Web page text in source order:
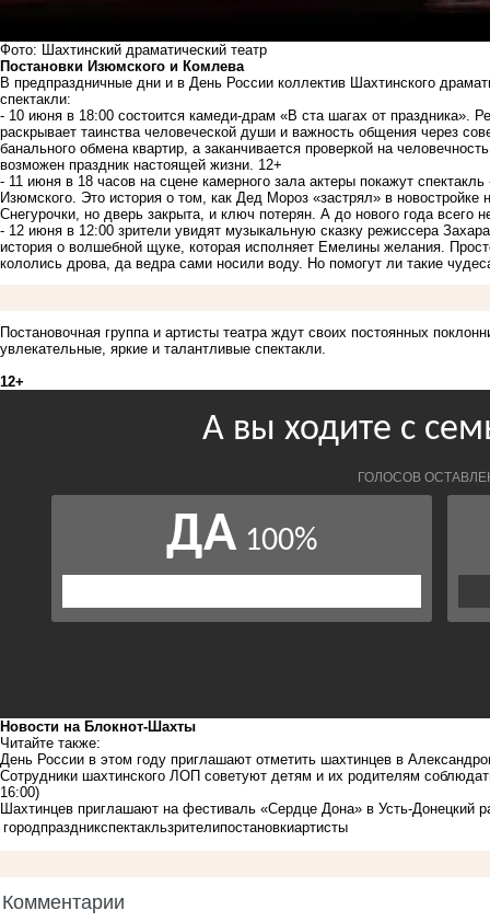
Фото: Шахтинский драматический театр
Постановки Изюмского и Комлева
В предпраздничные дни и в День России коллектив Шахтинского
спектакли:
- 10 июня в 18:00 состоится камеди-драм «В ста шагах от праздника».
раскрывает таинства человеческой души и важность общения через
банального обмена квартир, а заканчивается проверкой на
возможен праздник настоящей жизни. 12+
- 11 июня в 18 часов на сцене камерного зала актеры покажут
Изюмского. Это история о том, как Дед Мороз «застрял» в
Снегурочки, но дверь закрыта, и ключ потерян. А до нового года всего
- 12 июня в 12:00 зрители увидят музыкальную сказку режиссера
история о волшебной щуке, которая исполняет Емелины желания.
кололись дрова, да ведра сами носили воду. Но помогут ли такие
Постановочная группа и артисты театра ждут своих постоянных
увлекательные, яркие и талантливые спектакли.
12+
Новости на Блoкнoт-Шахты
Читайте также:
День России в этом году приглашают отметить шахтинцев в
Сотрудники шахтинского ЛОП советуют детям и их родителям
16:00)
Шахтинцев приглашают на фестиваль «Сердце Дона» в Усть-Донецкий
городпраздникспектакльзрителипостановкиартисты
Комментарии